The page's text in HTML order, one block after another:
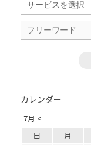
カレンダー
7月 <
日 月